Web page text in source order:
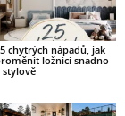
chytrých nápadů, jak
ložnici snadno
stylově